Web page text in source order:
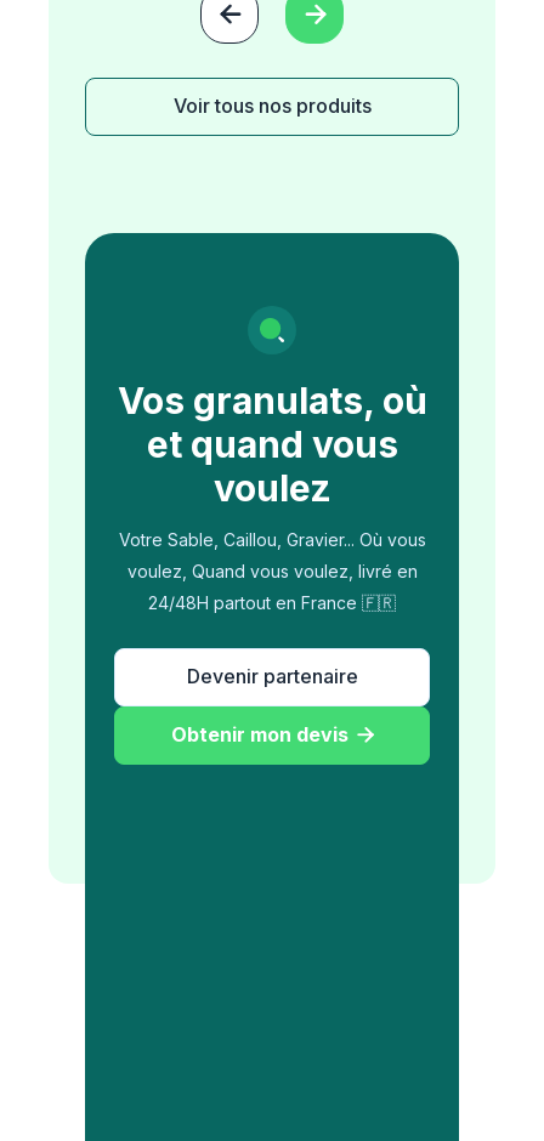
 
Voir tous nos produits
Vos granulats, où
et quand vous
voulez
Votre Sable, Caillou, Gravier... Où vous
voulez, Quand vous voulez, livré en
24/48H partout en France 🇫🇷
Devenir partenaire
Obtenir mon devis 